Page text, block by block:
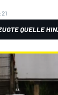
QUELLE